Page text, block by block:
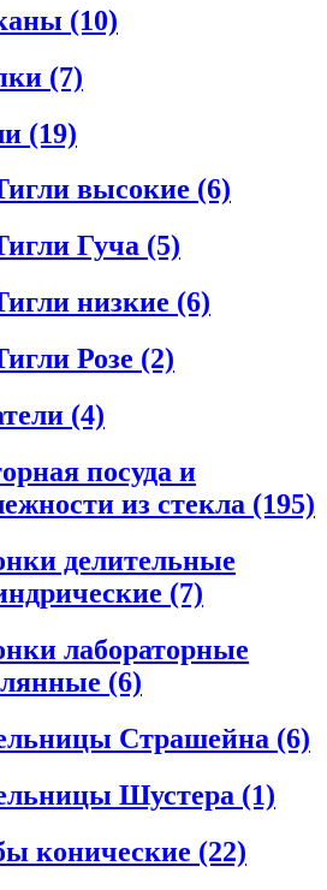
(10)
(7)
(19)
высокие (6)
Гуча (5)
низкие (6)
Розе (2)
(4)
посуда и
из стекла (195)
делительные
(7)
лабораторные
(6)
Страшейна (6)
Шустера (1)
конические (22)